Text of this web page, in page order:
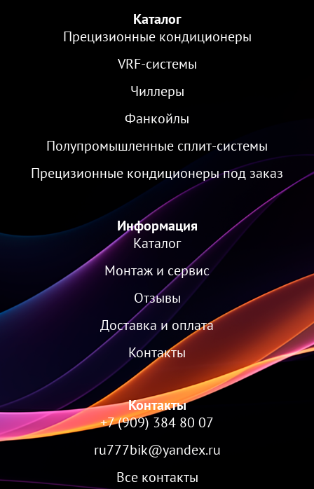
Каталог
Прецизионные кондиционеры
VRF-cистемы
Чиллеры
Фанкойлы
Полупромышленные сплит-системы
Прецизионные кондиционеры под заказ
Информация
Каталог
Монтаж и сервис
Отзывы
Доставка и оплата
Контакты
Контакты
+7 (909) 384 80 07
ru777bik@yandex.ru
Все контакты